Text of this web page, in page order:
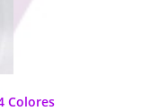
Colores